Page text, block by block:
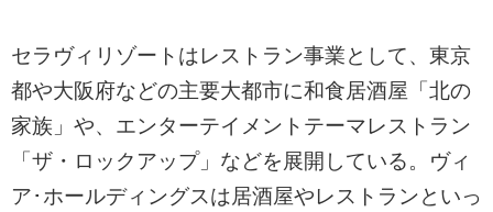
セラヴィリゾートはレストラン事業として、東京
都や大阪府などの主要大都市に和食居酒屋「北の
家族」や、エンターテイメントテーマレストラン
「ザ・ロックアップ」などを展開している。ヴィ
ア･ホールディングスは居酒屋やレストランといっ